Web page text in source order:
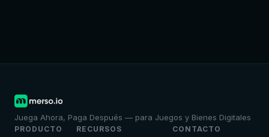
Juega Ahora, Paga Después — para Juegos y Bienes Digitales
PRODUCTO RECURSOS CONTACTO